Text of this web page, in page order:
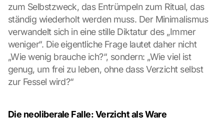
zum Selbstzweck, das Entrümpeln zum Ritual, das
ständig wiederholt werden muss. Der Minimalismus
verwandelt sich in eine stille Diktatur des „Immer
weniger“. Die eigentliche Frage lautet daher nicht
„Wie wenig brauche ich?“, sondern: „Wie viel ist
genug, um frei zu leben, ohne dass Verzicht selbst
zur Fessel wird?“
Die neoliberale Falle: Verzicht als Ware